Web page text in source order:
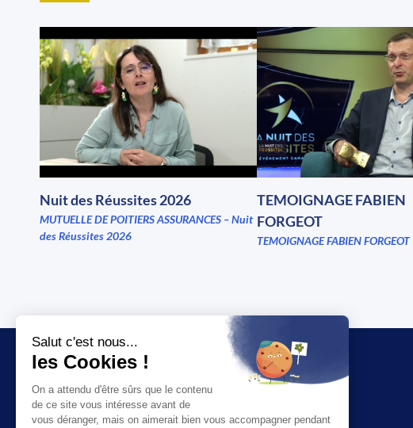
Nuit des Réussites 2026
MUTUELLE DE POITIERS ASSURANCES – Nuit
des Réussites 2026
TEMOIGNAGE FABIEN
FORGEOT
TEMOIGNAGE FABIEN FORGEOT
JT
SOCIÉTÉ